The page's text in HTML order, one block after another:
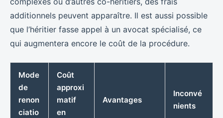
additionnels peuvent apparaître. Il est aussi possible
que l’héritier fasse appel à un avocat spécialisé, ce
qui augmentera encore le coût de la procédure.
Mode
de
renon
ciatio
Coût
approxi
matif
en
Avantages
Inconvé
nients